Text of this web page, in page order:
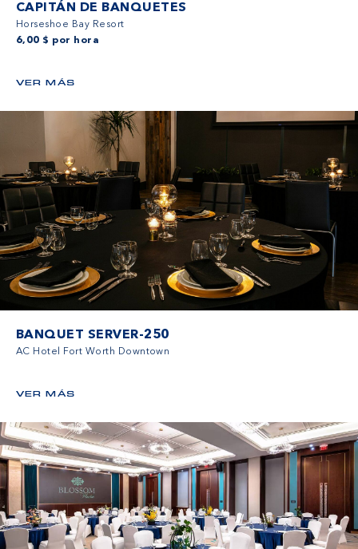
CAPITÁN DE BANQUETES
Horseshoe Bay Resort
6,00 $ por hora
VER MÁS
BANQUET SERVER-250
AC Hotel Fort Worth Downtown
VER MÁS